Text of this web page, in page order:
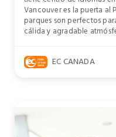
Vancouver es la puerta al
parques son perfectos
cálida y agradable
EC CANADA